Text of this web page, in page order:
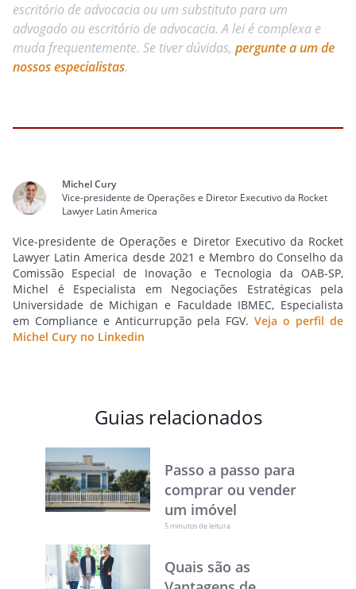
escritório de advocacia ou um substituto para um
advogado ou escritório de advocacia. A lei é complexa e
muda frequentemente. Se tiver dúvidas, pergunte a um de
nossos especialistas.
Michel Cury
Vice-presidente de Operações e Diretor Executivo da Rocket
Lawyer Latin America
Vice-presidente de Operações e Diretor Executivo da Rocket
Lawyer Latin America desde 2021 e Membro do Conselho da
Comissão Especial de Inovação e Tecnologia da OAB-SP,
Michel é Especialista em Negociações Estratégicas pela
Universidade de Michigan e Faculdade IBMEC, Especialista
em Compliance e Anticurrupção pela FGV. Veja o perfil de
Michel Cury no Linkedin
Guias relacionados
Passo a passo para
comprar ou vender
um imóvel
5 minutos de leitura
Quais são as